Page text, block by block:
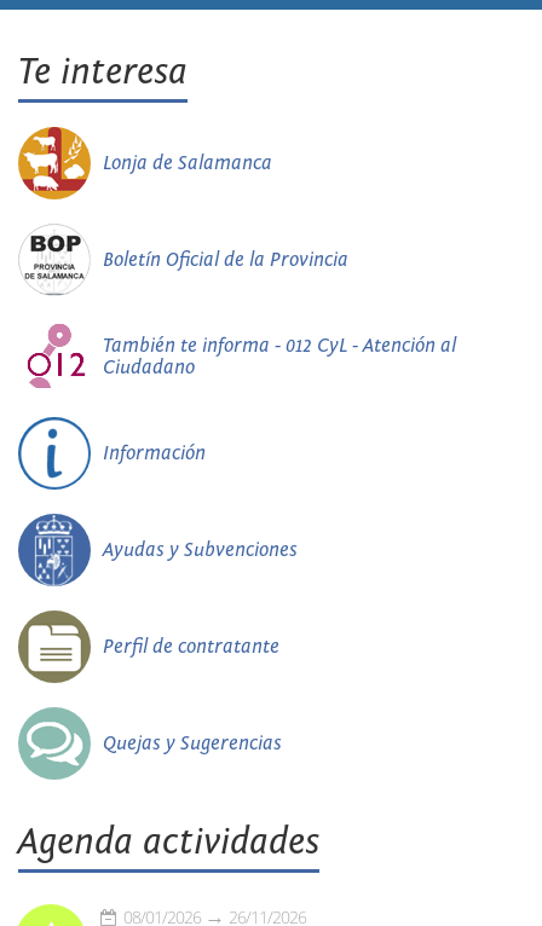
Te interesa
Lonja de Salamanca
Boletín Oficial de la Provincia
También te informa - 012 CyL - Atención al
Ciudadano
Información
Ayudas y Subvenciones
Perfil de contratante
Quejas y Sugerencias
Agenda actividades
08/01/2026 26/11/2026